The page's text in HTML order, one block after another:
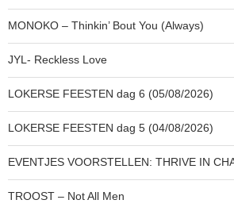
MONOKO – Thinkin’ Bout You (Always)
JYL- Reckless Love
LOKERSE FEESTEN dag 6 (05/08/2026)
LOKERSE FEESTEN dag 5 (04/08/2026)
EVENTJES VOORSTELLEN: THRIVE IN
TROOST – Not All Men